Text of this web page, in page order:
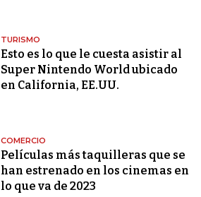
TURISMO
Esto es lo que le cuesta asistir al
Super Nintendo World ubicado
en California, EE.UU.
COMERCIO
Películas más taquilleras que se
han estrenado en los cinemas en
lo que va de 2023